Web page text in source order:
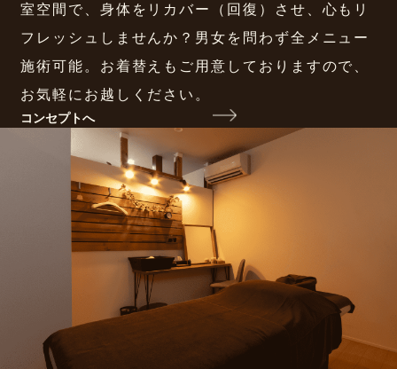
室空間で、身体をリカバー（回復）させ、心もリ
フレッシュしませんか？男女を問わず全メニュー
施術可能。お着替えもご用意しておりますので、
お気軽にお越しください。
コンセプトへ